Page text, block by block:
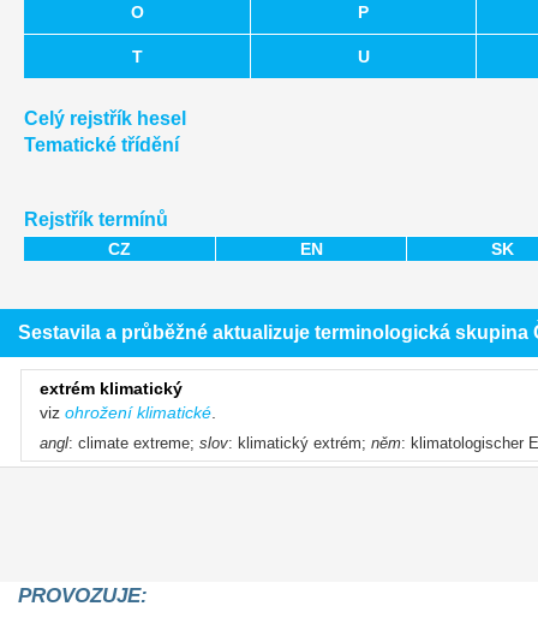
O P
T U
Celý rejstřík hesel
Tematické třídění
Rejstřík termínů
CZ EN SK
Sestavila a průběžné aktualizuje terminologická
extrém klimatický
viz ohrožení klimatické
angl: climate extreme; slov: klimatický extrém; něm: klimatologischer
PROVOZUJE: